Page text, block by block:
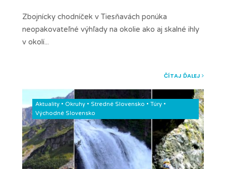
Zbojnícky chodníček v Tiesňavách ponúka
neopakovateľné výhľady na okolie ako aj skalné ihly
v okolí...
ČÍTAJ ĎALEJ
Aktuality • Okruhy • Stredné Slovensko • Túry •
Východné Slovensko